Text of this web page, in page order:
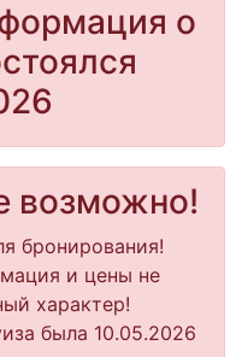
о
возможно!
бронирования!
и цены не
характер!
была 10.05.2026